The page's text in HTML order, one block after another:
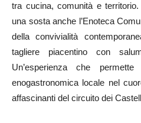
tra cucina, comunità e
una sosta anche l’Enoteca
della convivialità
tagliere piacentino con
Un’esperienza che
enogastronomica locale nel
affascinanti del circuito dei